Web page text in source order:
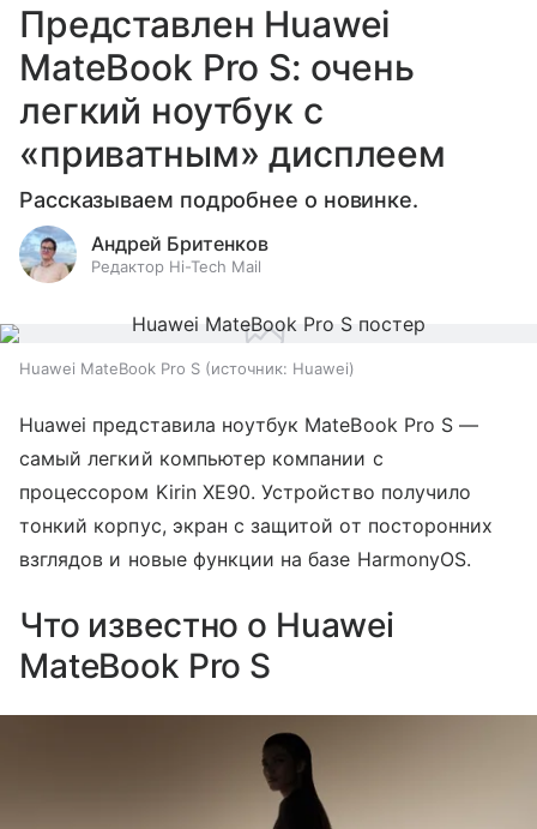
Представлен Huawei
MateBook Pro S: очень
легкий ноутбук с
«приватным» дисплеем
Рассказываем подробнее о новинке.
Андрей Бритенков
Редактор Hi-Tech Mail
Huawei MateBook Pro S источник: Huawei
Huawei представила ноутбук MateBook Pro S —
самый легкий компьютер компании с
процессором Kirin XE90. Устройство получило
тонкий корпус, экран с защитой от посторонних
взглядов и новые функции на базе HarmonyOS.
Что известно о Huawei
MateBook Pro S